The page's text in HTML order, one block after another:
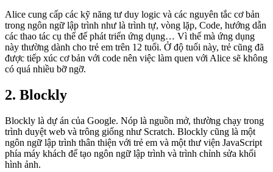
Alice cung cấp các kỹ năng tư duy logic và các nguyên tắc cơ bản
trong ngôn ngữ lập trình như là trình tự, vòng lặp, Code, hướng dẫn
các thao tác cụ thể để phát triển ứng dụng… Vì thế mà ứng dụng
này thường dành cho trẻ em trên 12 tuổi. Ở độ tuổi này, trẻ cũng đã
được tiếp xúc cơ bản với code nên việc làm quen với Alice sẽ không
có quá nhiều bỡ ngỡ.
2. Blockly
Blockly là dự án của Google. Nóp là nguồn mở, thường chạy trong
trình duyệt web và trông giống như Scratch. Blockly cũng là một
ngôn ngữ lập trình thân thiện với trẻ em và một thư viện JavaScript
phía máy khách để tạo ngôn ngữ lập trình và trình chỉnh sửa khối
hình ảnh.